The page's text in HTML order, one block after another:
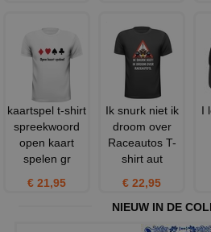
kaartspel t-shirt
spreekwoord
open kaart
spelen gr
€ 21,95
Ik snurk niet ik
droom over
Raceautos T-
shirt aut
€ 22,95
I
NIEUW IN DE